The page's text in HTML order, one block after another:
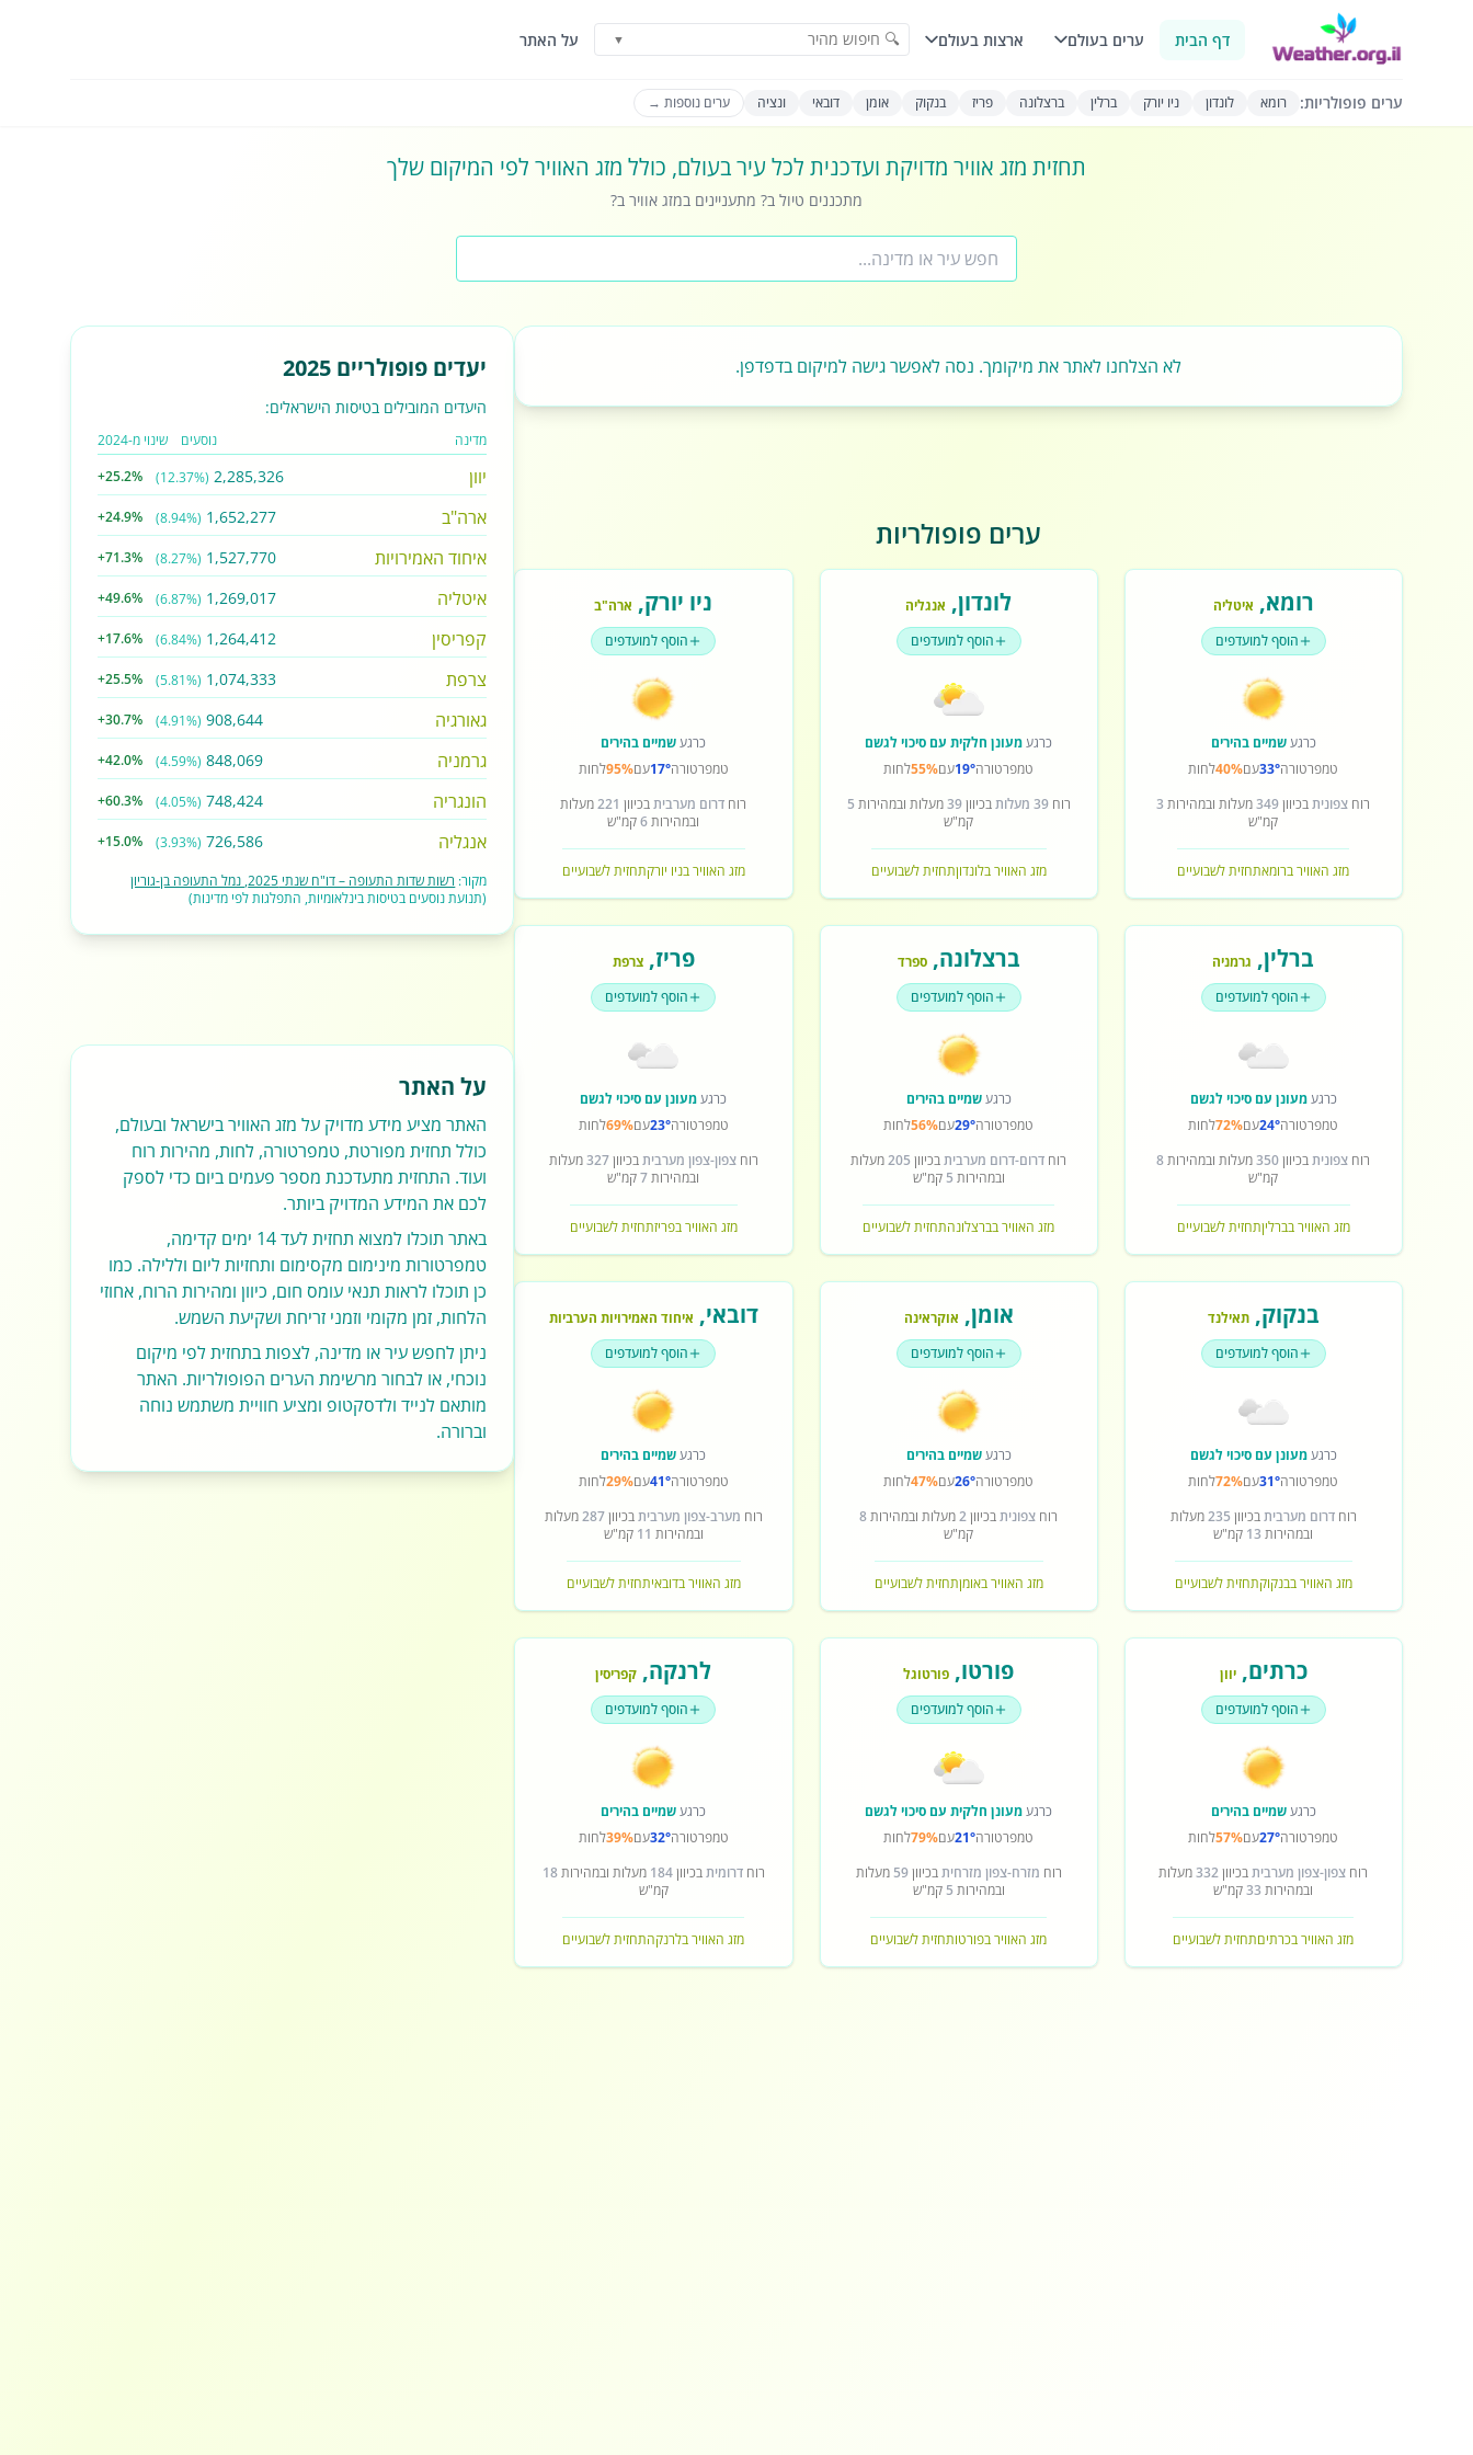
דף הבית ערים בעולם ארצות בעולם 🔍 חיפוש מהיר ▼ על האתר
ערים פופולריות: רומא לונדון ניו יורק ברלין ברצלונה פריז בנקוק אומן דובאי ונציה ערים נוספות →
תחזית מזג אוויר מדויקת ועדכנית לכל עיר בעולם, כולל מזג האוויר לפי המיקום שלך
מתכננים טיול ב? מתעניינים במזג אוויר ב?
לא הצלחנו לאתר את מיקומך. נסה לאפשר גישה למיקום בדפדפן.
ערים פופולריות
רומא, איטליה
הוסף למועדפים
כרגעשמיים בהירים
טמפרטורה33°עם40%לחות
רוח צפוניתבכיוון349מעלות ובמהירות 3
קמ"ש
מזג האוויר ברומאתחזית לשבועיים
לונדון, אנגליה
הוסף למועדפים
כרגעמעונן חלקית עם סיכוי לגשם
טמפרטורה19°עם55%לחות
רוח39 מעלות בכיוון39מעלות ובמהירות 5
קמ"ש
מזג האוויר בלונדוןתחזית לשבועיים
ניו יורק, ארה"ב
הוסף למועדפים
כרגעשמיים בהירים
טמפרטורה17°עם95%לחות
רוח דרום מערביתבכיוון 221מעלות
ובמהירות6קמ"ש
מזג האוויר בניו יורקתחזית לשבועיים
ברלין, גרמניה
הוסף למועדפים
כרגעמעונן עם סיכוי לגשם
טמפרטורה24°עם72%לחות
רוח צפוניתבכיוון350מעלות ובמהירות8
קמ"ש
מזג האוויר בברליןתחזית לשבועיים
ברצלונה,ספרד
הוסף למועדפים
כרגעשמיים בהירים
טמפרטורה29°עם56%לחות
רוח דרום-דרום מערביתבכיוון 205מעלות
ובמהירות 5 קמ"ש
מזג האוויר בברצלונהתחזית לשבועיים
פריז,צרפת
הוסף למועדפים
כרגעמעונן עם סיכוי לגשם
טמפרטורה23°עם69%לחות
רוחצפון-צפון מערביתבכיוון327מעלות
ובמהירות7קמ"ש
מזג האוויר בפריזתחזית לשבועיים
בנקוק,תאילנד
הוסף למועדפים
כרגעמעונן עם סיכוי לגשם
טמפרטורה31°עם72%לחות
רוחדרום מערביתבכיוון 235מעלות
ובמהירות 13 קמ"ש
מזג האוויר בבנקוקתחזית לשבועיים
אומן, אוקראינה
הוסף למועדפים
כרגעשמיים בהירים
טמפרטורה26°עם47%לחות
רוח צפוניתבכיוון2מעלות ובמהירות8
קמ"ש
מזג האוויר באומןתחזית לשבועיים
דובאי, איחוד האמירויות הערביות
הוסף למועדפים
כרגעשמיים בהירים
טמפרטורה41°עם29%לחות
רוח מערב-צפון מערביתבכיוון287מעלות
ובמהירות 11 קמ"ש
מזג האוויר בדובאיתחזית לשבועיים
כרתים,יוון
הוסף למועדפים
כרגעשמיים בהירים
טמפרטורה27°עם57%לחות
רוח צפון-צפון מערביתבכיוון332מעלות
ובמהירות 33קמ"ש
מזג האוויר בכרתיםתחזית לשבועיים
פורטו, פורטוגל
הוסף למועדפים
כרגעמעונן חלקית עם סיכוי לגשם
טמפרטורה21°עם79%לחות
רוח מזרח-צפון מזרחיתבכיוון59 מעלות
ובמהירות 5 קמ"ש
מזג האוויר בפורטותחזית לשבועיים
לרנקה, קפריסין
הוסף למועדפים
כרגעשמיים בהירים
טמפרטורה32°עם39%לחות
רוחדרומיתבכיוון184 מעלות ובמהירות18
קמ"ש
מזג האוויר בלרנקהתחזית לשבועיים
יעדים פופולריים 2025
היעדים המובילים בטיסות הישראלים:
מדינה נוסעים שינוי מ-2024
יוון 2,285,326
(12.37%)
+25.2%
ארה"ב 1,652,277
(8.94%)
+24.9%
איחוד האמירויות 1,527,770
(8.27%)
+71.3%
איטליה 1,269,017
(6.87%)
+49.6%
קפריסין 1,264,412
(6.84%)
+17.6%
צרפת 1,074,333
(5.81%)
+25.5%
גאורגיה 908,644
(4.91%)
+30.7%
גרמניה 848,069
(4.59%)
+42.0%
הונגריה 748,424
(4.05%)
+60.3%
אנגליה 726,586
(3.93%)
+15.0%
מקור: רשות שדות התעופה – דו"ח שנתי 2025, נמל התעופה בן-גוריון
(תנועת נוסעים בטיסות בינלאומיות, התפלגות לפי מדינות)
על האתר
האתר מציע מידע מדויק על מזג האוויר בישראל ובעולם,
כולל תחזית מפורטת, טמפרטורה, לחות, מהירות רוח
ועוד. התחזית מתעדכנת מספר פעמים ביום כדי לספק
לכם את המידע המדויק ביותר.
באתר תוכלו למצוא תחזית לעד 14 ימים קדימה,
טמפרטורות מינימום מקסימום ותחזיות ליום וללילה. כמו
כן תוכלו לראות תנאי עומס חום, כיוון ומהירות הרוח, אחוזי
הלחות, זמן מקומי וזמני זריחת ושקיעת השמש.
ניתן לחפש עיר או מדינה, לצפות בתחזית לפי מיקום
נוכחי, או לבחור מרשימת הערים הפופולריות. האתר
מותאם לנייד ולדסקטופ ומציע חוויית משתמש נוחה
וברורה.